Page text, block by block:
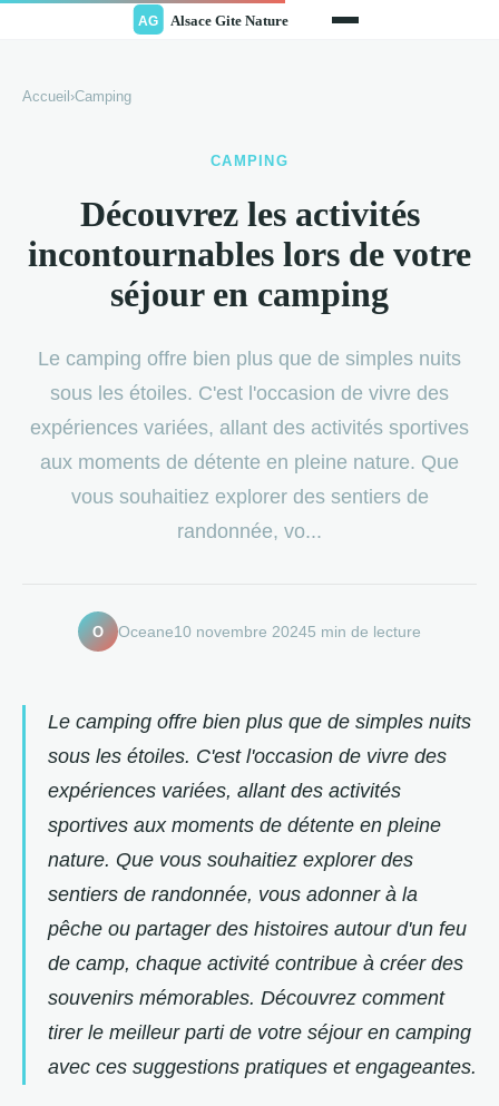
Accueil ›Camping
CAMPING
Découvrez les activités
incontournables lors de votre
séjour en camping
Le camping offre bien plus que de simples nuits
sous les étoiles. C'est l'occasion de vivre des
expériences variées, allant des activités sportives
aux moments de détente en pleine nature. Que
vous souhaitiez explorer des sentiers de
randonnée, vo...
O Oceane10 novembre 20245 min de lecture
Le camping offre bien plus que de simples nuits
sous les étoiles. C'est l'occasion de vivre des
expériences variées, allant des activités
sportives aux moments de détente en pleine
nature. Que vous souhaitiez explorer des
sentiers de randonnée, vous adonner à la
pêche ou partager des histoires autour d'un feu
de camp, chaque activité contribue à créer des
souvenirs mémorables. Découvrez comment
tirer le meilleur parti de votre séjour en camping
avec ces suggestions pratiques et engageantes.